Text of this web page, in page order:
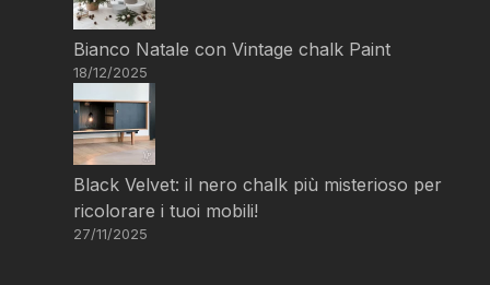
Bianco Natale con Vintage chalk Paint
18/12/2025
Black Velvet: il nero chalk più misterioso per
ricolorare i tuoi mobili!
27/11/2025